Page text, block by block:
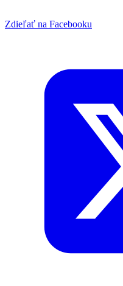
Zdieľať na Facebooku